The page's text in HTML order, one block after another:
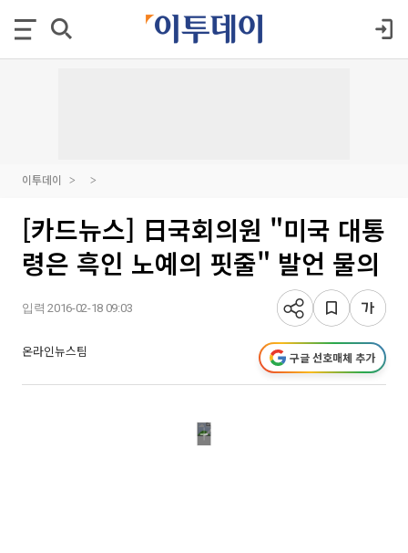
이투데이
[카드뉴스] 日국회의원 "미국 대통
령은 흑인 노예의 핏줄" 발언 물의
입력 2016-02-18 09:03
온라인뉴스팀 구글 선호매체 추가